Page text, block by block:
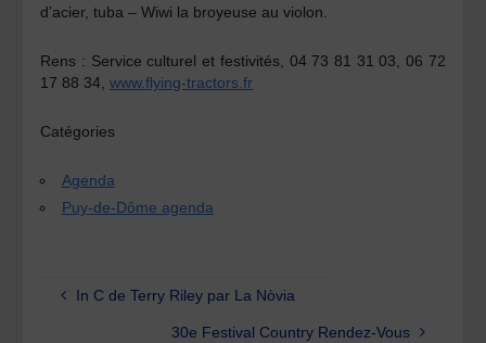
d’acier, tuba – Wiwi la broyeuse au violon.
Rens : Service culturel et festivités, 04 73 81 31 03, 06 72
17 88 34,www.flying-tractors.fr
Catégories
Agenda
Puy-de-Dôme agenda
In C de Terry Riley par La Nòvia
30e Festival Country Rendez-Vous